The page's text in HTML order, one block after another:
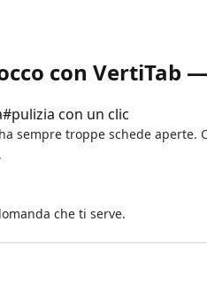
con VertiTab
#pulizia con un clic
sempre troppe schede
che ti serve.